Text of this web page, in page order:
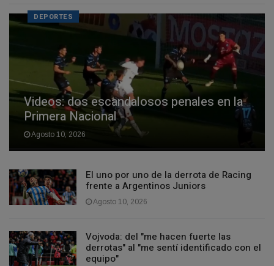
DEPORTES
Videos: dos escandalosos penales en la
Primera Nacional
Agosto 10, 2026
El uno por uno de la derrota de Racing
frente a Argentinos Juniors
Agosto 10, 2026
Vojvoda: del "me hacen fuerte las
derrotas" al "me sentí identificado con el
equipo"